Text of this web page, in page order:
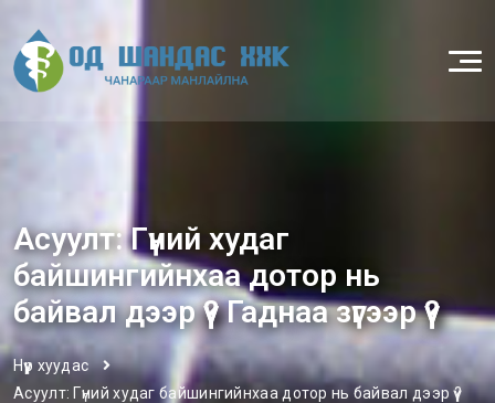
Асуулт: Гүний худаг
байшингийнхаа дотор нь
байвал дээр үү? Гаднаа зүгээр үү?
Нүүр хуудас
Асуулт: Гүний худаг байшингийнхаа дотор нь байвал дээр үү?